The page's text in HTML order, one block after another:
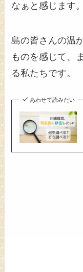
なぁと感じます。
島の皆さんの温
ものを感じて、
る私たちです。
あわせて読みたい